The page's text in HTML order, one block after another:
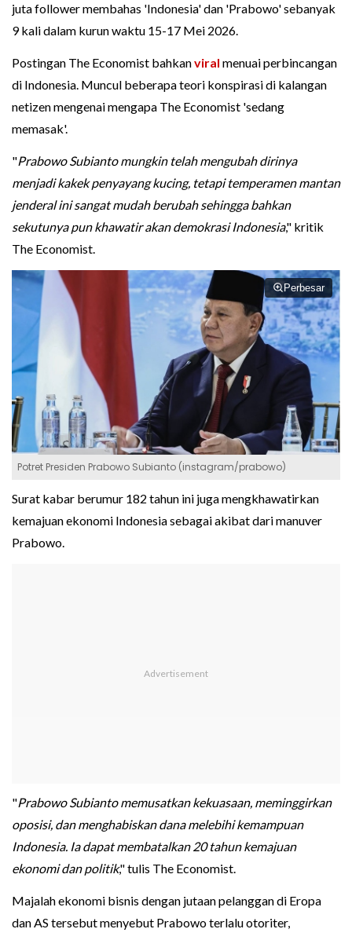
juta follower membahas 'Indonesia' dan 'Prabowo' sebanyak
9 kali dalam kurun waktu 15-17 Mei 2026.
Postingan The Economist bahkanviral menuai perbincangan
di Indonesia. Muncul beberapa teori konspirasi di kalangan
netizen mengenai mengapa The Economist 'sedang
memasak'.
"Prabowo Subianto mungkin telah mengubah dirinya
menjadi kakek penyayang kucing, tetapi temperamen mantan
jenderal ini sangat mudah berubah sehingga bahkan
sekutunya pun khawatir akan demokrasi Indonesia," kritik
The Economist.
Perbesar
Potret Presiden Prabowo Subianto (instagram/prabowo)
Surat kabar berumur 182 tahun ini juga mengkhawatirkan
kemajuan ekonomi Indonesia sebagai akibat dari manuver
Prabowo.
"Prabowo Subianto memusatkan kekuasaan, meminggirkan
oposisi, dan menghabiskan dana melebihi kemampuan
Indonesia. Ia dapat membatalkan 20 tahun kemajuan
ekonomi dan politik," tulis The Economist.
Majalah ekonomi bisnis dengan jutaan pelanggan di Eropa
dan AS tersebut menyebut Prabowo terlalu otoriter,